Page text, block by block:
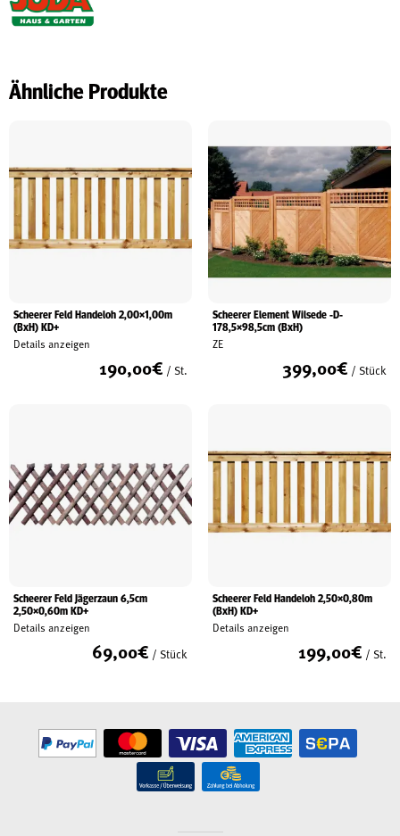
Ähnliche Produkte
Scheerer Feld Handeloh 2,00×1,00m
(BxH) KD+
Details anzeigen
190,00€ / St.
Scheerer Element Wilsede -D-
178,5×98,5cm (BxH)
ZE
399,00€ / Stück
Scheerer Feld Jägerzaun 6,5cm
2,50×0,60m KD+
Details anzeigen
69,00€ / Stück
Scheerer Feld Handeloh 2,50×0,80m
(BxH) KD+
Details anzeigen
199,00€ / St.